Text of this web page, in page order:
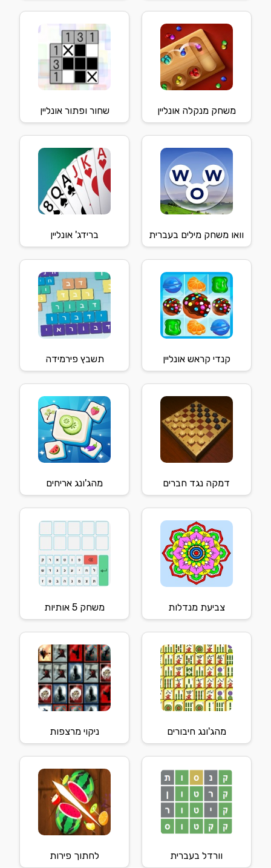
משחק מנקלה אונליין שחור ופתור אונליין
וואו משחק מילים בעברית ברידג' אונליין
קנדי קראש אונליין תשבץ פירמידה
דמקה נגד חברים מהג'ונג אריחים
צביעת מנדלות משחק 5 אותיות
מהג'ונג חיבורים ניקוי מרצפות
וורדל בעברית לחתוך פירות